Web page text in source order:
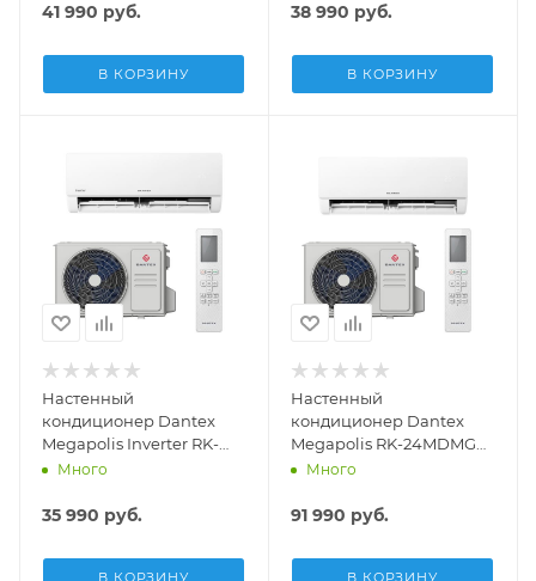
41 990 руб.
В КОРЗИНУ
38 990 руб.
В КОРЗИНУ
Настенный
кондиционер Dantex
Megapolis Inverter RK-
07MDMIG /RK-07MDMIEG
Много
35 990 руб.
Настенный
кондиционер Dantex
Megapolis RK-24MDMG
/RK-24MDMEG
Много
91 990 руб.